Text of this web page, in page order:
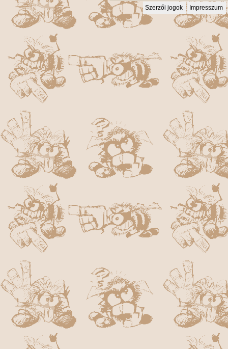
Szerzői jogok Impresszum